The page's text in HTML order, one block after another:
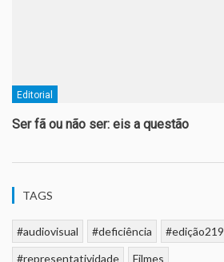
Editorial
Ser fã ou não ser: eis a questão
TAGS
#audiovisual #deficiência #edição219
#representatividade
Filmes